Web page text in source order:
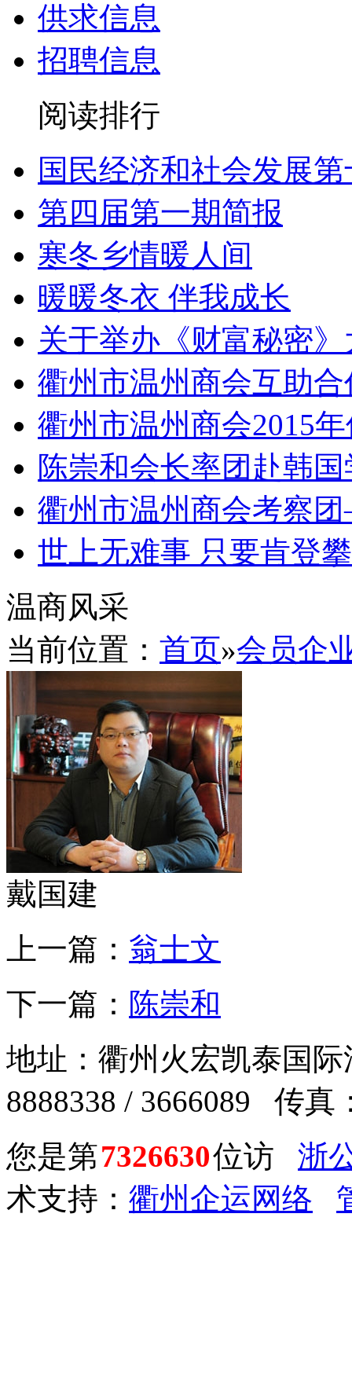
供求信息
招聘信息
阅读排行
国民经济和社会发展
第四届第一期简报
寒冬乡情暖人间
暖暖冬衣 伴我成长
关于举办《财富秘密
衢州市温州商会互助
衢州市温州商会2015
陈崇和会长率团赴韩
衢州市温州商会考察
世上无难事 只要肯登
温商风采
当前位置： 首页»会员企
戴国建
上一篇： 翁士文
下一篇： 陈崇和
地址：衢州火宏凯泰国
8888338 / 3666089 传真
您是第7326630位访 浙
术支持： 衢州企运网络